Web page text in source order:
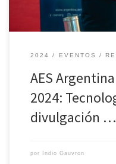
2024 EVENTOS
AES Argentina
2024:
divulgación …
por Indio Gauvron